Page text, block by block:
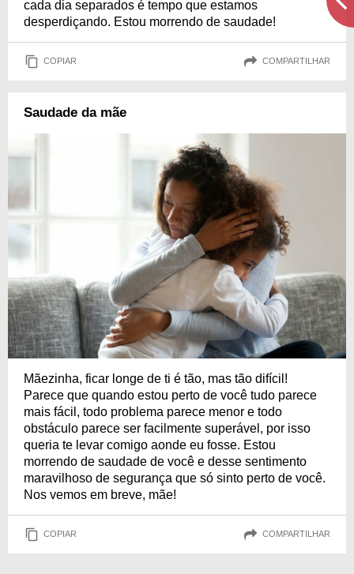
cada dia separados é tempo que estamos
desperdiçando. Estou morrendo de saudade!
COPIAR COMPARTILHAR
Saudade da mãe
Mãezinha, ficar longe de ti é tão, mas tão difícil!
Parece que quando estou perto de você tudo parece
mais fácil, todo problema parece menor e todo
obstáculo parece ser facilmente superável, por isso
queria te levar comigo aonde eu fosse. Estou
morrendo de saudade de você e desse sentimento
maravilhoso de segurança que só sinto perto de você.
Nos vemos em breve, mãe!
COPIAR COMPARTILHAR